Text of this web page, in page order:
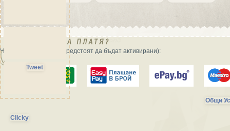
Начини на плащане (предстоят да бъдат активирани):
Общи
Clicky
Tweet